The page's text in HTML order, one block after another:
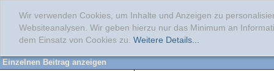
Wir verwenden Cookies, um Inhalte und Anzeigen zu
Websiteanalysen. Wir geben hierzu nur das Minimum an
dem Einsatz von Cookies zu. Weitere Details...
Einzelnen Beitrag anzeigen